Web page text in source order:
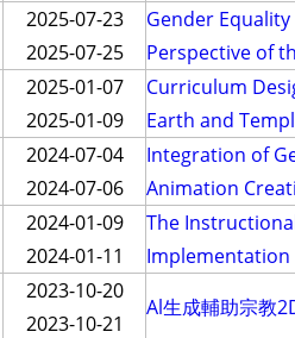
2025-07-23
2025-07-25
Gender
Perspective of
2025-01-07
2025-01-09
Curriculum
Earth and
2024-07-04
2024-07-06
Integration of
Animation
2024-01-09
2024-01-11
The
Implementation
2023-10-20
2023-10-21
Al生成輔助宗教